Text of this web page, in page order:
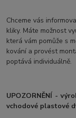
Chceme vás
kliky. Máte možnost
která vám pomůže s
kování a provést
poptává individuálně.
UPOZORNĚNÍ -
vchodové plastové